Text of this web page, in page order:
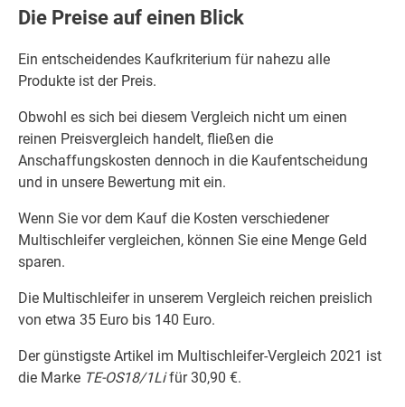
Die Preise auf einen Blick
Ein entscheidendes Kaufkriterium für nahezu alle
Produkte ist der Preis.
Obwohl es sich bei diesem Vergleich nicht um einen
reinen Preisvergleich handelt, fließen die
Anschaffungskosten dennoch in die Kaufentscheidung
und in unsere Bewertung mit ein.
Wenn Sie vor dem Kauf die Kosten verschiedener
Multischleifer vergleichen, können Sie eine Menge Geld
sparen.
Die Multischleifer in unserem Vergleich reichen preislich
von etwa 35 Euro bis 140 Euro.
Der günstigste Artikel im Multischleifer-Vergleich 2021 ist
die Marke TE-OS18/1Lifür 30,90 €.